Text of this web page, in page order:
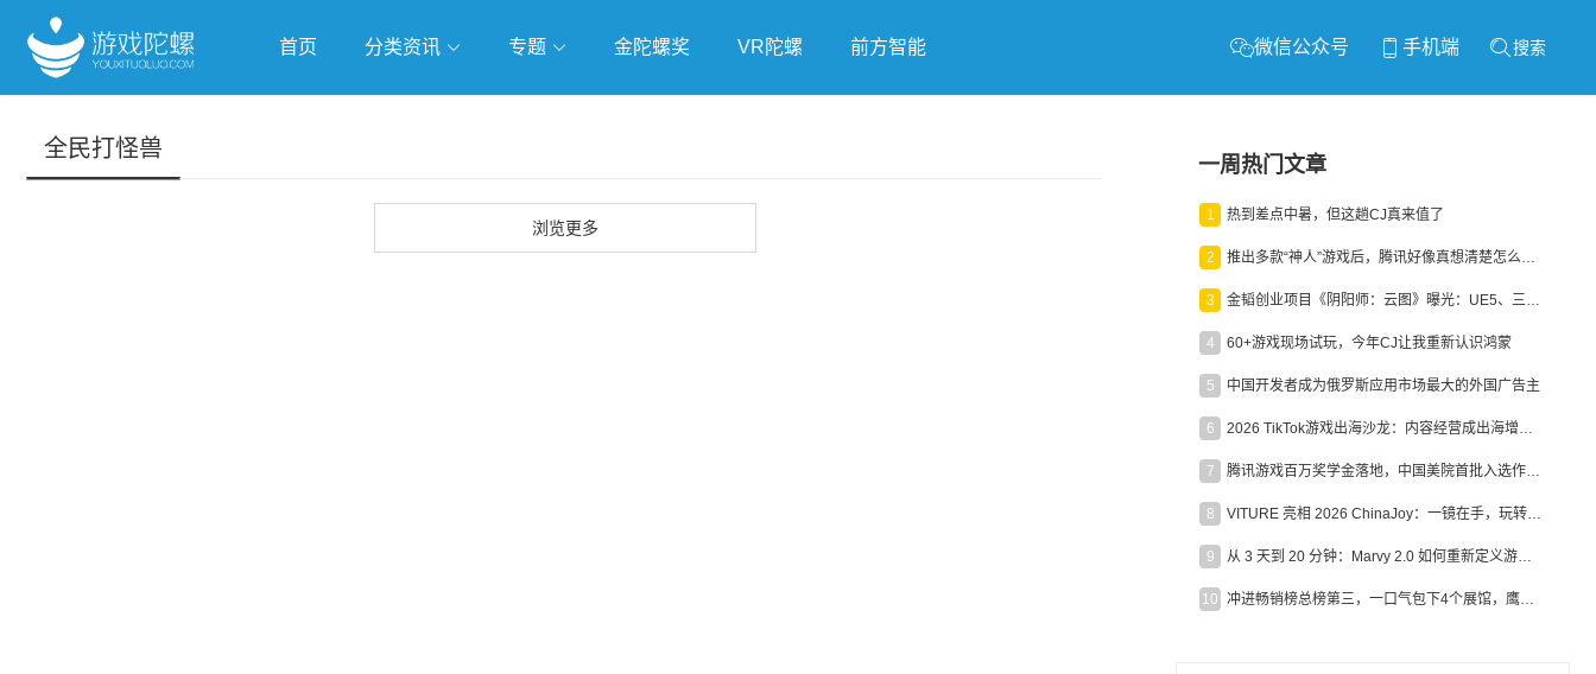
首页 分类资讯 专题 金陀螺奖 VR陀螺 前方智能 微信公众号 手机端 搜索
全民打怪兽
浏览更多
一周热门文章
1 热到差点中暑，但这趟CJ真来值了
2 推出多款“神人”游戏后，腾讯好像真想清楚怎么做二次元了
3 金韬创业项目《阴阳师：云图》曝光：UE5、三端互通、ARPG
4 60+游戏现场试玩，今年CJ让我重新认识鸿蒙
5 中国开发者成为俄罗斯应用市场最大的外国广告主
6 2026 TikTok游戏出海沙龙：内容经营成出海增长新引擎
7 腾讯游戏百万奖学金落地，中国美院首批入选作品获业内关注
8 VITURE 亮相 2026 ChinaJoy：一镜在手，玩转全场！
9 从 3 天到 20 分钟：Marvy 2.0 如何重新定义游戏出海营销效率？
10 冲进畅销榜总榜第三，一口气包下4个展馆，鹰角把嘉年华做爆了